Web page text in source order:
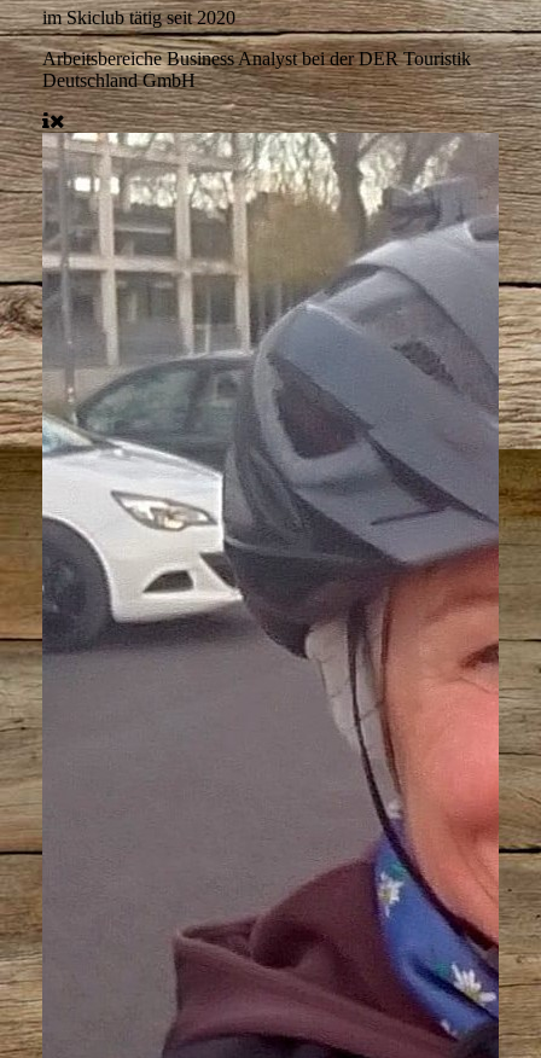
im Skiclub tätig seit2020
ArbeitsbereicheBusiness Analyst bei der DER Touristik
Deutschland GmbH